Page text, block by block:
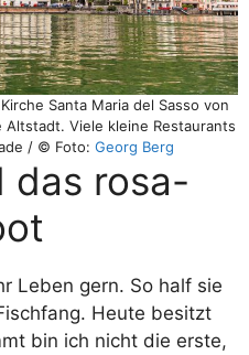
Santa Maria del Sasso von
Viele kleine Restaurants
/ © Foto: Georg Berg
das rosa-
Leben gern. So half sie
Heute besitzt
bin ich nicht die erste,